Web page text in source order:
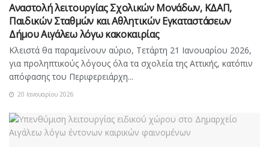
Αναστολή λειτουργίας Σχολικών Μονάδων, ΚΔΑΠ,
Παιδικών Σταθμών και Αθλητικών Εγκαταστάσεων
Δήμου Αιγάλεω λόγω κακοκαιρίας
Κλειστά θα παραμείνουν αύριο, Τετάρτη 21 Ιανουαρίου 2026,
για προληπτικούς λόγους όλα τα σχολεία της Αττικής, κατόπιν
απόφασης του Περιφερειάρχη...
20 Ιανουαρίου 2026